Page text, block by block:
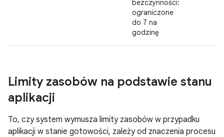
bezczynności:
ograniczone
do 7 na
godzinę
Limity zasobów na podstawie stanu
aplikacji
To, czy system wymusza limity zasobów w przypadku
aplikacji w stanie gotowości, zależy od znaczenia procesu